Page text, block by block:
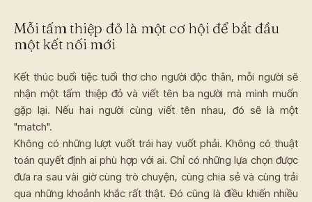
Mỗi tấm thiệp đỏ là một cơ hội để bắt đầu
một kết nối mới
Kết thúc buổi tiệc tuổi thơ cho người độc thân, mỗi người sẽ
nhận một tấm thiệp đỏ và viết tên ba người mà mình muốn
gặp lại. Nếu hai người cùng viết tên nhau, đó sẽ là một
"match".
Không có những lượt vuốt trái hay vuốt phải. Không có thuật
toán quyết định ai phù hợp với ai. Chỉ có những lựa chọn được
đưa ra sau vài giờ cùng trò chuyện, cùng chia sẻ và cùng trải
qua những khoảnh khắc rất thật. Đó cũng là điều khiến nhiều